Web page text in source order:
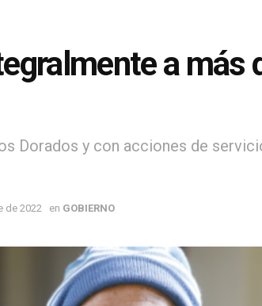
a más
Dorados y con acciones de
de 2022 en GOBIERNO